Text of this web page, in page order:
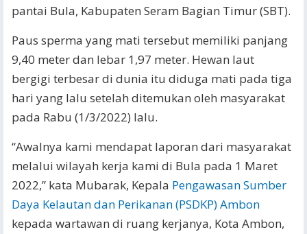
pantai Bula, Kabupaten Seram Bagian Timur (SBT).
Paus sperma yang mati tersebut memiliki panjang
9,40 meter dan lebar 1,97 meter. Hewan laut
bergigi terbesar di dunia itu diduga mati pada tiga
hari yang lalu setelah ditemukan oleh masyarakat
pada Rabu (1/3/2022) lalu.
“Awalnya kami mendapat laporan dari masyarakat
melalui wilayah kerja kami di Bula pada 1 Maret
2022,” kata Mubarak, Kepala Pengawasan Sumber
Daya Kelautan dan Perikanan (PSDKP) Ambon
kepada wartawan di ruang kerjanya, Kota Ambon,